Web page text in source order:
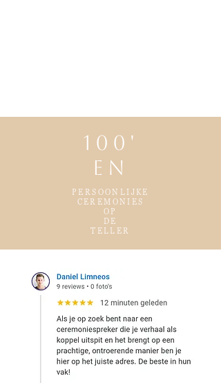
100'
en
PERSOONLIJKE
CEREMONIES
OP
DE
TELLER